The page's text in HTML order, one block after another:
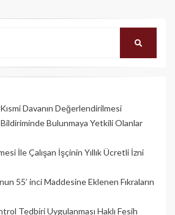
Davanın Değerlendirilmesi
Bulunmaya Yetkili Olanlar
İle Çalışan İşçinin Yıllık Üc­retli İzni
55’ inci Maddesine Eklenen Fıkraların
Tedbiri Uygulanması Haklı Fesih